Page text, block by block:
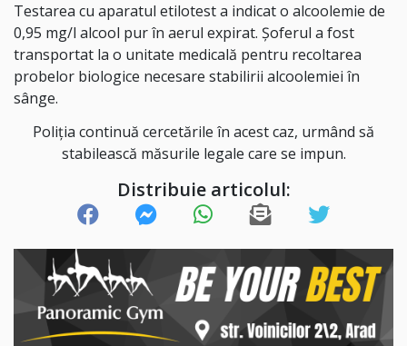
Testarea cu aparatul etilotest a indicat o alcoolemie de
0,95 mg/l alcool pur în aerul expirat. Șoferul a fost
transportat la o unitate medicală pentru recoltarea
probelor biologice necesare stabilirii alcoolemiei în
sânge.
Poliția continuă cercetările în acest caz, urmând să
stabilească măsurile legale care se impun.
Distribuie articolul: